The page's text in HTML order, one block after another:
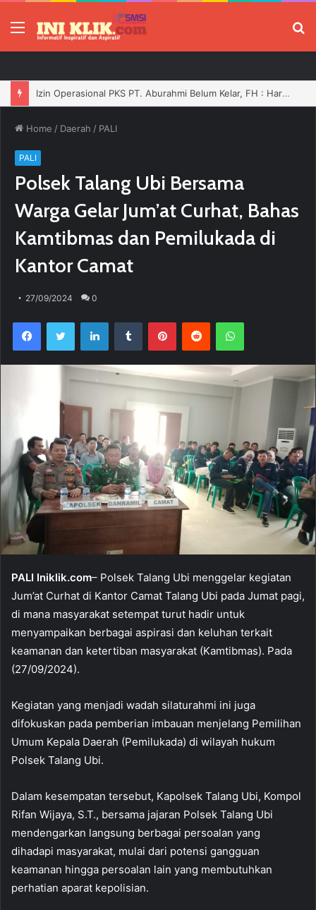
Menu
Izin Operasional PKS PT. Aburahmi Belum Kelar, FH : Harusnya Tidak Boleh Bergerak Sebelum Dilengkapi
Home / Daerah / PALI
PALI
Polsek Talang Ubi Bersama
Warga Gelar Jum’at Curhat, Bahas
Kamtibmas dan Pemilukada di
Kantor Camat
27/09/2024 0
PALI Iniklik.com– Polsek Talang Ubi menggelar kegiatan
Jum’at Curhat di Kantor Camat Talang Ubi pada Jumat pagi,
di mana masyarakat setempat turut hadir untuk
menyampaikan berbagai aspirasi dan keluhan terkait
keamanan dan ketertiban masyarakat (Kamtibmas). Pada
(27/09/2024).
Kegiatan yang menjadi wadah silaturahmi ini juga
difokuskan pada pemberian imbauan menjelang Pemilihan
Umum Kepala Daerah (Pemilukada) di wilayah hukum
Polsek Talang Ubi.
Dalam kesempatan tersebut, Kapolsek Talang Ubi, Kompol
Rifan Wijaya, S.T., bersama jajaran Polsek Talang Ubi
mendengarkan langsung berbagai persoalan yang
dihadapi masyarakat, mulai dari potensi gangguan
keamanan hingga persoalan lain yang membutuhkan
perhatian aparat kepolisian.